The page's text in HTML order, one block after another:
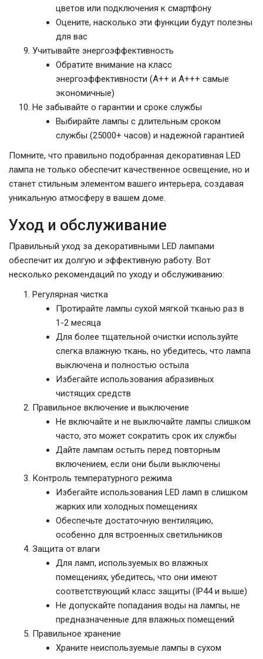
цветов или подключения к смартфону
Оцените, насколько эти функции будут полезны
для вас
Учитывайте энергоэффективность
Обратите внимание на класс
энергоэффективности (A++ и A+++ самые
экономичные)
Не забывайте о гарантии и сроке службы
Выбирайте лампы с длительным сроком
службы (25000+ часов) и надежной гарантией
Помните, что правильно подобранная декоративная LED
лампа не только обеспечит качественное освещение, но и
станет стильным элементом вашего интерьера, создавая
уникальную атмосферу в вашем доме.
Уход и обслуживание
Правильный уход за декоративными LED лампами
обеспечит их долгую и эффективную работу. Вот
несколько рекомендаций по уходу и обслуживанию:
Регулярная чистка
Протирайте лампы сухой мягкой тканью раз в
1-2 месяца
Для более тщательной очистки используйте
слегка влажную ткань, но убедитесь, что лампа
выключена и полностью остыла
Избегайте использования абразивных
чистящих средств
Правильное включение и выключение
Не включайте и не выключайте лампы слишком
часто, это может сократить срок их службы
Дайте лампам остыть перед повторным
включением, если они были выключены
Контроль температурного режима
Избегайте использования LED ламп в слишком
жарких или холодных помещениях
Обеспечьте достаточную вентиляцию,
особенно для встроенных светильников
Защита от влаги
Для ламп, используемых во влажных
помещениях, убедитесь, что они имеют
соответствующий класс защиты (IP44 и выше)
Не допускайте попадания воды на лампы, не
предназначенные для влажных помещений
Правильное хранение
Храните неиспользуемые лампы в сухом